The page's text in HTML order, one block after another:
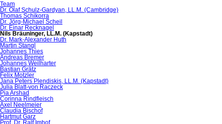
Team
Dr. Olaf Schulz-Gardyan, LL.M. (Cambridge)
Thomas Schikorra
Dr. Jörg-Michael Scheil
Dr. Einar Recknagel
Nils Bräuninger, LL.M. (Kapstadt)
Dr. Mark-Alexander Huth
Martin Stangl
Johannes Thies
Andreas Bremer
Johannes Weilharter
Bastian Grätz
Felix Motzler
Jana Peters Plendiskis, LL.M. (Kapstadt)
Julia Blatt-von Raczeck
Pia Arshad
Corinna Rindfleisch
Axel Neelmeier
Claudia Bischof
Hartmut Garz
Prof. Dr. Ralf Imhof